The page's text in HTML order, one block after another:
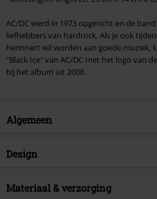
AC/DC werd in 1973 opgericht en de
liefhebbers van hardrock. Als je ook
herinnert wil worden aan goede muziek,
"Black Ice" van AC/DC met het logo van
bij het album uit 2008.
Algemeen
Artikelnr.
Muziekgenre
Design
Producttype
Materiaal & verzorging